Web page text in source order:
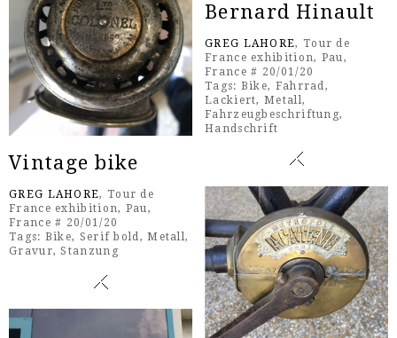
Bernard Hinault
GREG LAHORE, Tour de
France exhibition, Pau,
France # 20/01/20
Tags: Bike, Fahrrad,
Lackiert,Metall,
Fahrzeugbeschriftung,
Handschrift
Vintage bike
GREG LAHORE, Tour de
France exhibition, Pau,
France # 20/01/20
Tags: Bike, Serif bold,Metall,
Gravur,Stanzung